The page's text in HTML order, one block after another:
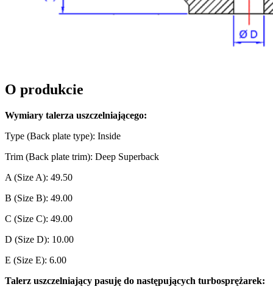
O produkcie
Wymiary talerza uszczelniającego:
Type (Back plate type): Inside
Trim (Back plate trim): Deep Superback
A (Size A): 49.50
B (Size B): 49.00
C (Size C): 49.00
D (Size D): 10.00
E (Size E): 6.00
Talerz uszczelniający pasuję do następujących turbosprężarek: